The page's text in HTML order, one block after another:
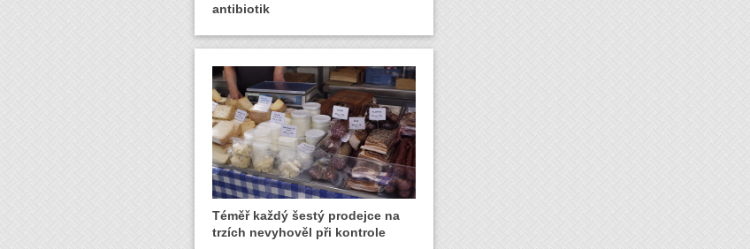
antibiotik
Téměř každý šestý prodejce na
trzích nevyhověl při kontrole